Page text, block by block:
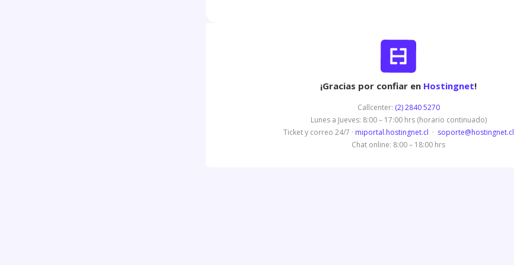
¡Gracias por confiar en Hostingnet!
Callcenter: (2) 2840 5270
Lunes a Jueves: 8:00 – 17:00 hrs (horario continuado)
Ticket y correo 24/7 · miportal.hostingnet.cl · soporte@hostingnet.cl
Chat online: 8:00 – 18:00 hrs